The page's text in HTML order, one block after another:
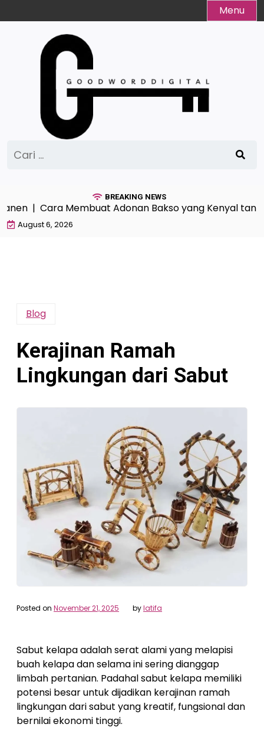
to
Menu
untuk:
BREAKING NEWS
|Cara Membuat Adonan Bakso yang Kenyal tanpa
August 6, 2026
Blog
Kerajinan Ramah
Lingkungan dari Sabut
Posted on November 21, 2025 bylatifa
Sabut kelapa adalah serat alami yang melapisi
buah kelapa dan selama ini sering dianggap
limbah pertanian. Padahal sabut kelapa memiliki
potensi besar untuk dijadikan kerajinan ramah
lingkungan dari sabut yang kreatif, fungsional dan
bernilai ekonomi tinggi.